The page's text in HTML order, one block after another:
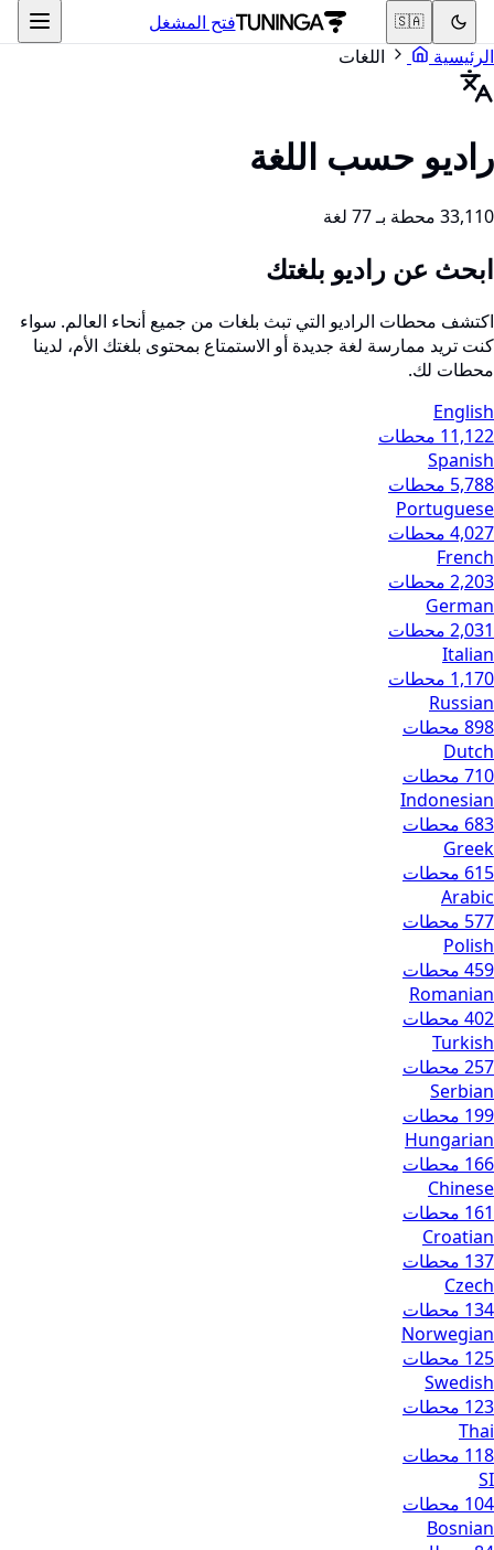
فتح المشغل 🇸🇦
الرئيسية اللغات
راديو حسب اللغة
33,110 محطة بـ 77 لغة
ابحث عن راديو بلغتك
اكتشف محطات الراديو التي تبث بلغات من جميع أنحاء العالم. سواء
كنت تريد ممارسة لغة جديدة أو الاستمتاع بمحتوى بلغتك الأم، لدينا
محطات لك.
English
11,122 محطات
Spanish
5,788 محطات
Portuguese
4,027 محطات
French
2,203 محطات
German
2,031 محطات
Italian
1,170 محطات
Russian
898 محطات
Dutch
710 محطات
Indonesian
683 محطات
Greek
615 محطات
Arabic
577 محطات
Polish
459 محطات
Romanian
402 محطات
Turkish
257 محطات
Serbian
199 محطات
Hungarian
166 محطات
Chinese
161 محطات
Croatian
137 محطات
Czech
134 محطات
Norwegian
125 محطات
Swedish
123 محطات
Thai
118 محطات
SI
104 محطات
Bosnian